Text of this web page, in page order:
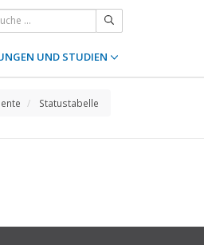
UND STUDIEN
Statustabelle